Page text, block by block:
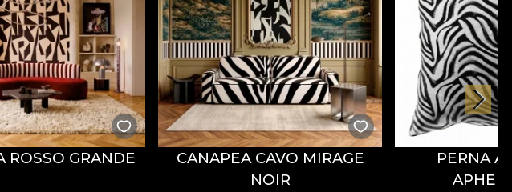
ROSSO GRANDE
CANAPEA CAVO MIRAGE
NOIR
PERNA